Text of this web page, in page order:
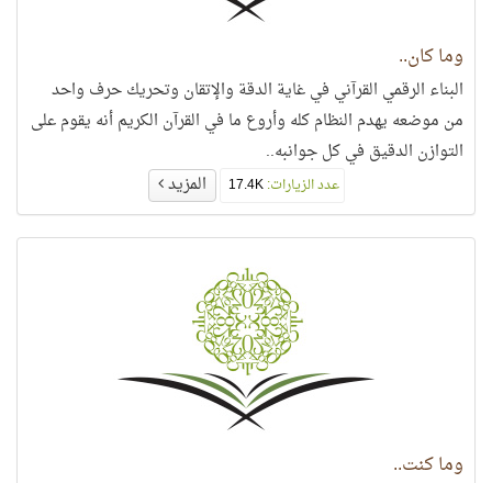
وما كان..
البناء الرقمي القرآني في غاية الدقة والإتقان وتحريك حرف واحد
من موضعه يهدم النظام كله وأروع ما في القرآن الكريم أنه يقوم على
التوازن الدقيق في كل جوانبه..
عدد الزيارات:17.4K المزيد
وما كنت..